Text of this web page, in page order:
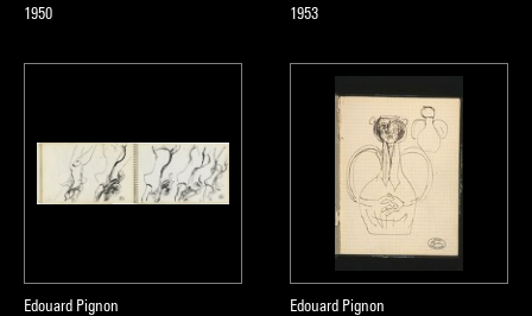
1950
1953
Edouard Pignon
Edouard Pignon